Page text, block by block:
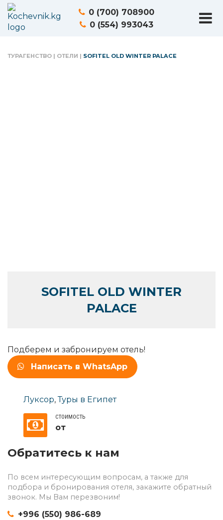
0 (700) 708900
0 (554) 993043
ТУРАГЕНСТВО | ОТЕЛИ | SOFITEL OLD WINTER PALACE
SOFITEL OLD WINTER
PALACE
Подберем и забронируем отель!
Написать в WhatsApp
Луксор,Туры в Египет
СТОИМОСТЬ
от
Обратитесь к нам
По всем интересующим вопросам, а также для
подбора и бронирования отеля, закажите обратный
звонок. Мы Вам перезвоним!
+996 (550) 986-689